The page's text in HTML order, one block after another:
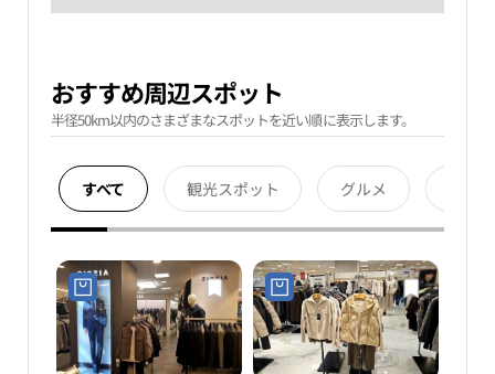
おすすめ周辺スポット
半径50km以内のさまざまなスポットを近い順に表示します。
すべて 観光スポット グルメ